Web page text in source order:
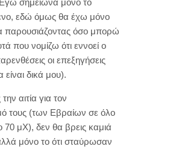
σημείωνα μόνο το
εδώ όμως θα έχω μόνο
παρουσιάζοντας όσο μπορώ
που νομίζω ότι εννοεί ο
οι επεξηγήσεις
είναι δικά μου).
αιτία για τον
τους (των Εβραίων σε όλο
70 μΧ), δεν θα βρεις καμιά
μόνο το ότι σταύρωσαν